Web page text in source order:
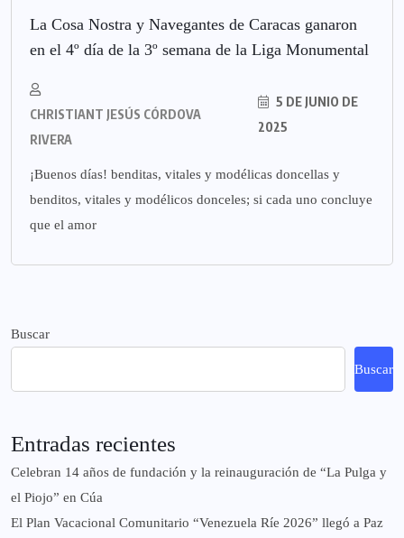
La Cosa Nostra y Navegantes de Caracas ganaron
en el 4º día de la 3º semana de la Liga Monumental
CHRISTIANT JESÚS CÓRDOVA
RIVERA
5 DE JUNIO DE
2025
¡Buenos días! benditas, vitales y modélicas doncellas y
benditos, vitales y modélicos donceles; si cada uno concluye
que el amor
Buscar
Buscar
Entradas recientes
Celebran 14 años de fundación y la reinauguración de “La Pulga y
el Piojo” en Cúa
El Plan Vacacional Comunitario “Venezuela Ríe 2026” llegó a Paz